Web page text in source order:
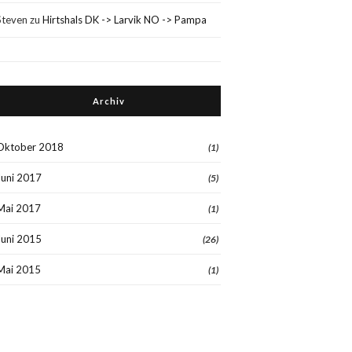
zuHirtshals DK -> Larvik NO -> Pampa
Archiv
2018 (1)
2017 (5)
2017 (1)
2015 (26)
2015 (1)